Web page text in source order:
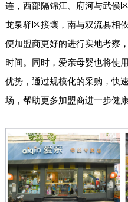
连，西部隔锦江、府河与武侯
龙泉驿区接壤，南与双流县相
便加盟商更好的进行实地考察
时间。同时，爱亲母婴也将使
优势，通过规模化的采购，快
场，帮助更多加盟商进一步健